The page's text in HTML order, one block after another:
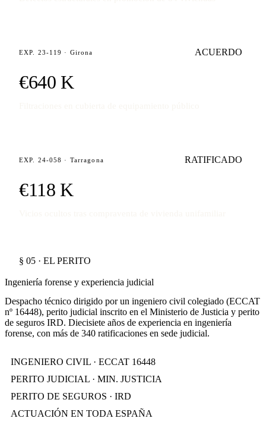
EXP. 23-119 · Girona ACUERDO
€640 K
EXP. 24-058 · Tarragona RATIFICADO
€118 K
§ 05 · EL PERITO
Ingeniería forense y experiencia judicial
Despacho técnico dirigido por un ingeniero civil colegiado (ECCAT
nº 16448), perito judicial inscrito en el Ministerio de Justicia y perito
de seguros IRD. Diecisiete años de experiencia en ingeniería
forense, con más de 340 ratificaciones en sede judicial.
INGENIERO CIVIL · ECCAT 16448
PERITO JUDICIAL · MIN. JUSTICIA
PERITO DE SEGUROS · IRD
ACTUACIÓN EN TODA ESPAÑA